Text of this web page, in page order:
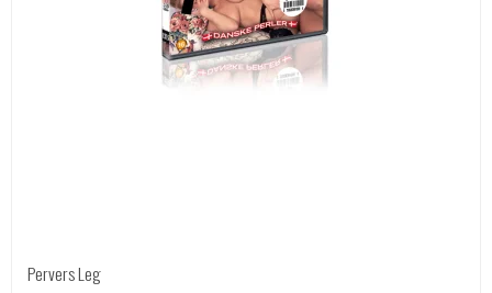
Pervers Leg